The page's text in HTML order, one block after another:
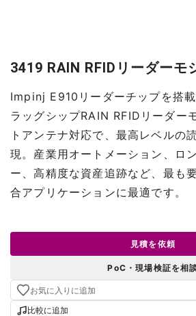
3419 RAIN RFIDリーダーモ
Impinj E910リーダーチップを搭
ラッグシップRAIN RFIDリーダー
トアンテナ対応で、最高レベルの
現。産業用オートメーション、ロ
ー、高精度な資産追跡など、最も
合アプリケーションに最適です。
見積を依頼
PoC・現場検証を相
お気に入りに追加
比較に追加